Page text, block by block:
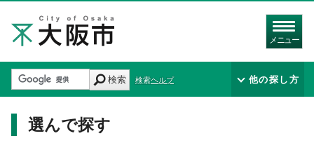
メニュー
検索 検索ヘルプ 他の探し方
選んで探す